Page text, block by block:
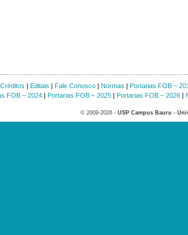
Créditos | Editais | Fale Conosco| Normas | Portarias FOB –
FOB – 2024| Portarias FOB – 2025| Portarias FOB – 2026|
© 2009-2026 - USP Campus Bauru -